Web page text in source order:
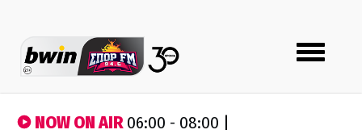
Toggle
navigation
NOW ON AIR06:00 - 08:00 |